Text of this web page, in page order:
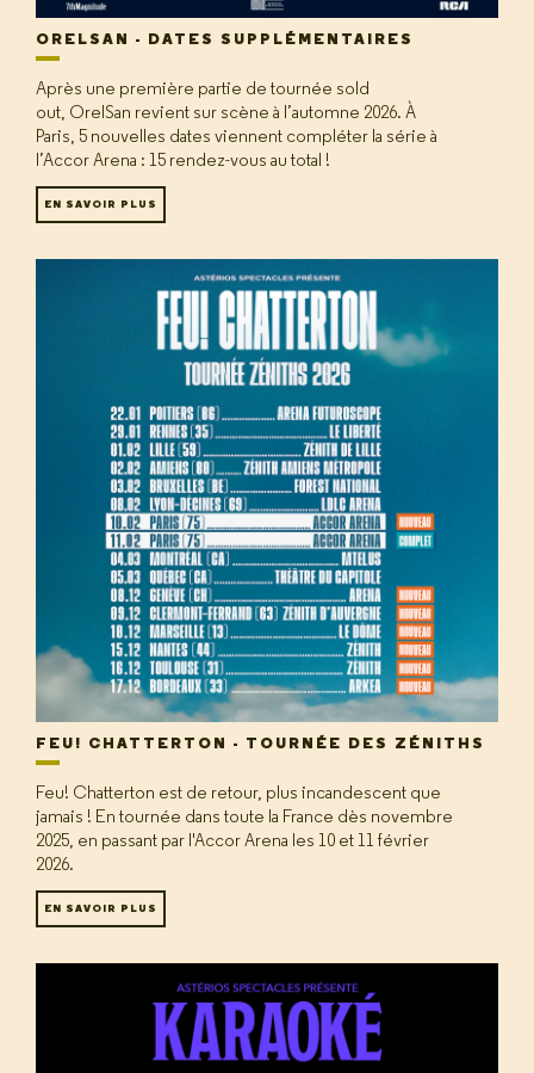
ORELSAN - DATES SUPPLÉMENTAIRES
Après une première partie de tournée sold
out, OrelSan revient sur scène à l’automne 2026. À
Paris, 5 nouvelles dates viennent compléter la série à
l’Accor Arena : 15 rendez-vous au total !
EN SAVOIR PLUS
FEU! CHATTERTON - TOURNÉE DES ZÉNITHS
Feu! Chatterton est de retour, plus incandescent que
jamais ! En tournée dans toute la France dès novembre
2025, en passant par l'Accor Arena les 10 et 11 février
2026.
EN SAVOIR PLUS